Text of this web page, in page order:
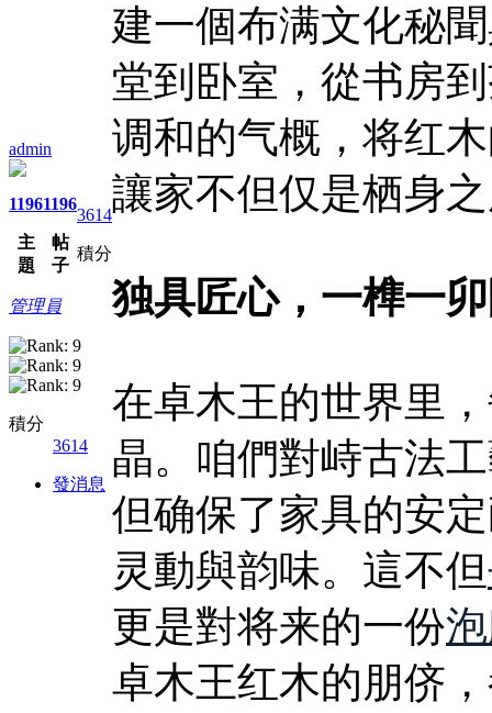
admin
1196
主
題
1196
帖
子
3614
積分
管理員
積分
3614
發消息
建一個布满文化秘
堂到卧室，從书房
调和的气概，将红
讓家不但仅是栖身
独具匠心，一榫一
在卓木王的世界里
晶。咱們對峙古法
但确保了家具的安
灵動與韵味。這不但
更是對将来的一份
卓木王红木的朋侪